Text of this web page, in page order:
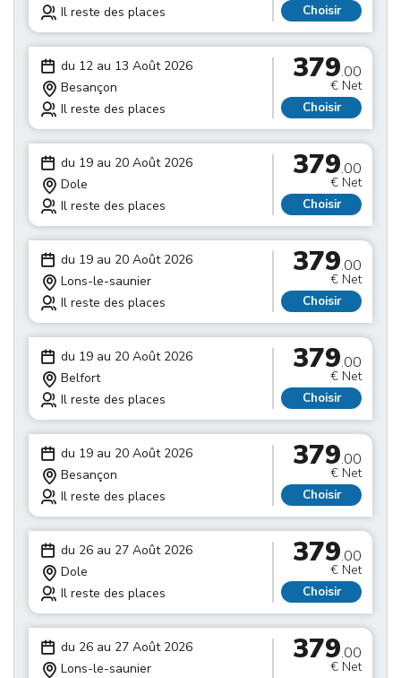
Il reste des places
Choisir
du 12 au 13 Août 2026
Besançon
Il reste des places
379.00
€ Net
Choisir
du 19 au 20 Août 2026
Dole
Il reste des places
379.00
€ Net
Choisir
du 19 au 20 Août 2026
Lons-le-saunier
Il reste des places
379.00
€ Net
Choisir
du 19 au 20 Août 2026
Belfort
Il reste des places
379.00
€ Net
Choisir
du 19 au 20 Août 2026
Besançon
Il reste des places
379.00
€ Net
Choisir
du 26 au 27 Août 2026
Dole
Il reste des places
379.00
€ Net
Choisir
du 26 au 27 Août 2026
Lons-le-saunier
379.00
€ Net